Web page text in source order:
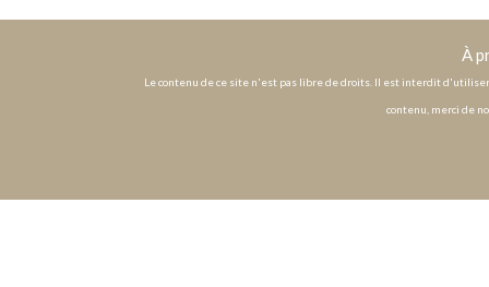
À
Le contenu de ce site n'est pas libre de droits. Il est interdit
contenu, merci de